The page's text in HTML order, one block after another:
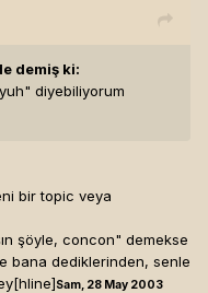
demiş ki:
diyebiliyorum
bir topic veya
şöyle, concon" demekse
bana dediklerinden, senle
Sam, 28 May 2003